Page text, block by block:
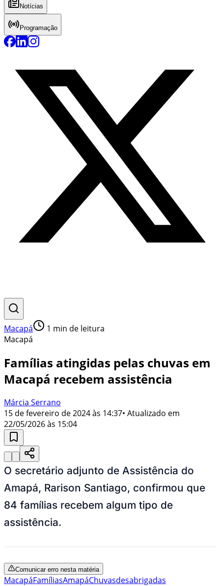
Notícias
Programação
Macapá 1 min de leitura
Macapá
Famílias atingidas pelas chuvas em
Macapá recebem assistência
Márcia Serrano
15 de fevereiro de 2024 às 14:37• Atualizado em
22/05/2026 às 15:04
O secretário adjunto de Assistência do
Amapá, Rarison Santiago, confirmou que
84 famílias recebem algum tipo de
assistência.
Comunicar erro nesta matéria
MacapáFamíliasAmapáChuvasdesabrigadas